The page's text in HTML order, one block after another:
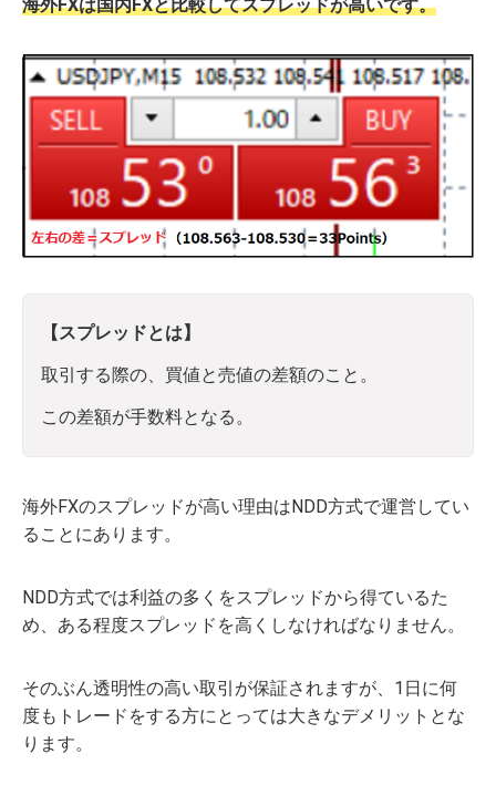
海外FXは国内FXと比較してスプレッドが高いです。
【スプレッドとは】
取引する際の、買値と売値の差額のこと。
この差額が手数料となる。
海外FXのスプレッドが高い理由はNDD方式で運営してい
ることにあります。
NDD方式では利益の多くをスプレッドから得ているた
め、ある程度スプレッドを高くしなければなりません。
そのぶん透明性の高い取引が保証されますが、1日に何
度もトレードをする方にとっては大きなデメリットとな
ります。